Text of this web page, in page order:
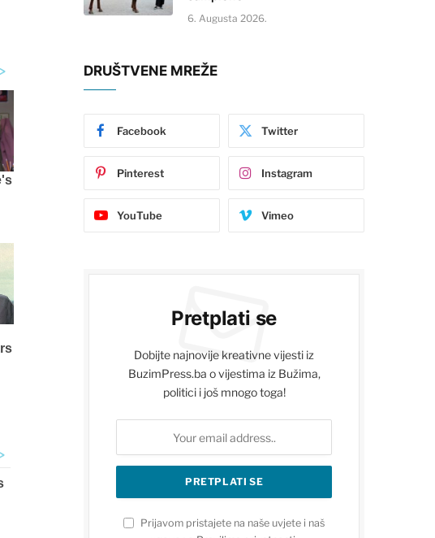
6. Augusta 2026.
DRUŠTVENE MREŽE
Facebook Twitter
Pinterest Instagram
YouTube Vimeo
Pretplati se
Dobijte najnovije kreativne vijesti iz
BuzimPress.ba o vijestima iz Bužima,
politici i još mnogo toga!
Prijavom pristajete na naše uvjete i naš